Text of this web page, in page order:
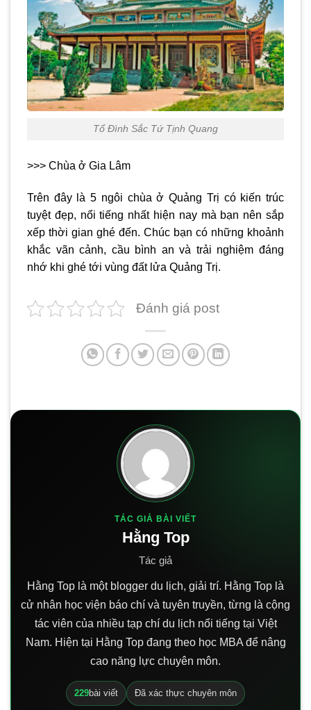
Tổ Đình Sắc Tứ Tịnh Quang
>>> Chùa ở Gia Lâm
Trên đây là 5 ngôi chùa ở Quảng Trị có kiến trúc
tuyệt đẹp, nổi tiếng nhất hiện nay mà bạn nên sắp
xếp thời gian ghé đến. Chúc bạn có những khoảnh
khắc vãn cảnh, cầu bình an và trải nghiệm đáng
nhớ khi ghé tới vùng đất lửa Quảng Trị.
Đánh giá post
TÁC GIẢ BÀI VIẾT
Hằng Top
Tác giả
Hằng Top là một blogger du lịch, giải trí. Hằng Top là
cử nhân học viện báo chí và tuyên truyền, từng là cộng
tác viên của nhiều tạp chí du lịch nổi tiếng tại Việt
Nam. Hiện tại Hằng Top đang theo học MBA để nâng
cao năng lực chuyên môn.
229bài viết Đã xác thực chuyên môn